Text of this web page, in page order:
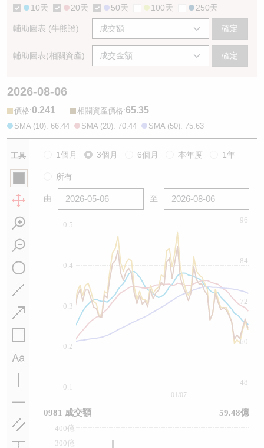
10天 20天 50天 100天 250天
輔助圖表 (牛熊證) 確定
輔助圖表(相關資產) 確定
2026-08-06
價格:0.241 相關資產價格:65.35
SMA (10): 66.44 SMA (20): 70.44 SMA (50): 75.63
工具 1個月 3個月 6個月 本年度 1年
所有
由 至
0.3
0.1
0.2
0.4
0.5
48
60
72
84
96
300億
400億
01/07
0981 成交額 59.48億